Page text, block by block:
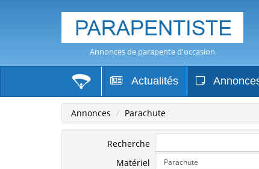
Annonces de parapente d'occasion
Actualités
Annonces Parachute
Recherche
Matériel